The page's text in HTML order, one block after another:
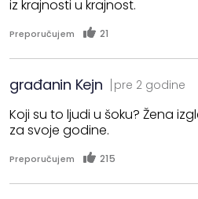
iz krajnosti u krajnost.
Preporučujem 21
građanin Kejn pre 2 godine
Koji su to ljudi u šoku? Žena
za svoje godine.
Preporučujem 215